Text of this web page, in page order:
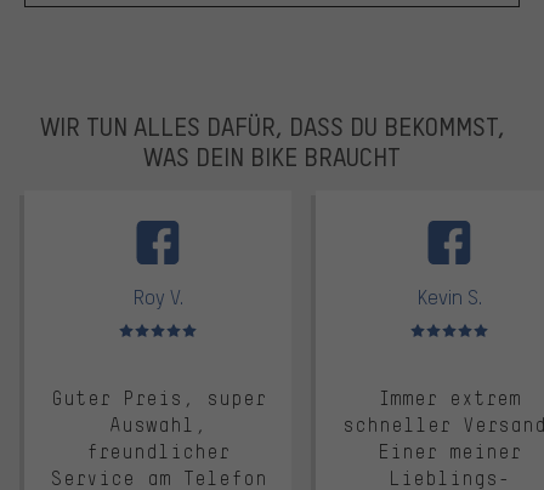
WIR TUN ALLES DAFÜR, DASS DU BEKOMMST,
WAS DEIN BIKE BRAUCHT
Roy V.
Bewertungen: 5 von 5
Guter Preis, super
Auswahl,
freundlicher
Service am Telefon
Kevin S.
Bewertungen: 5 von 5
Immer extrem
schneller
Einer meiner
Lieblings-